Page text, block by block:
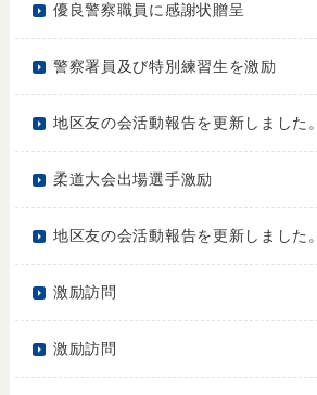
優良警察職員に感謝状贈呈
警察署員及び特別練習生を激励
地区友の会活動報告を更新しました。
柔道大会出場選手激励
地区友の会活動報告を更新しました。
激励訪問
激励訪問